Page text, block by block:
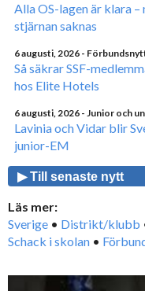
Alla OS-lagen är klara –
stjärnan saknas
6 augusti, 2026 -
Så säkrar SSF-
hos Elite Hotels
6 augusti, 2026 - Junior och
Lavinia och Vidar blir
junior-EM
▶ Till senaste nytt
Läs mer:
Sverige • Distrikt/klubb
Schack i skolan •